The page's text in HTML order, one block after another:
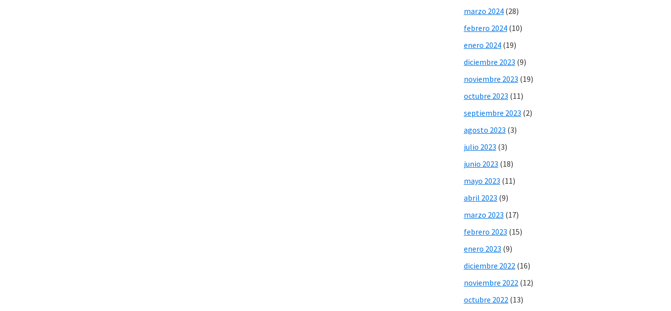
marzo 2024(28)
febrero 2024(10)
enero 2024(19)
diciembre 2023 (9)
noviembre 2023 (19)
octubre 2023 (11)
septiembre 2023 (2)
agosto 2023 (3)
julio 2023 (3)
junio 2023 (18)
mayo 2023 (11)
abril 2023 (9)
marzo 2023 (17)
febrero 2023 (15)
enero 2023 (9)
diciembre 2022(16)
noviembre 2022(12)
octubre 2022(13)